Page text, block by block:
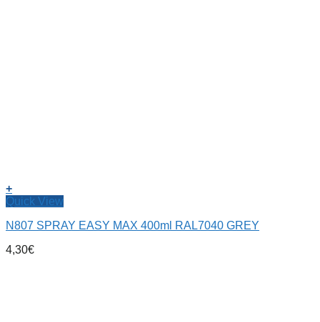
+
Quick View
N807 SPRAY EASY MAX 400ml RAL7040 GREY
4,30€